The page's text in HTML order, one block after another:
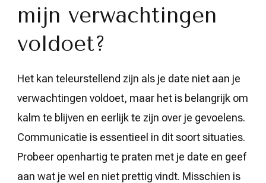
mijn verwachtingen
voldoet?
Het kan teleurstellend zijn als je date niet aan je
verwachtingen voldoet, maar het is belangrijk om
kalm te blijven en eerlijk te zijn over je gevoelens.
Communicatie is essentieel in dit soort situaties.
Probeer openhartig te praten met je date en geef
aan wat je wel en niet prettig vindt. Misschien is